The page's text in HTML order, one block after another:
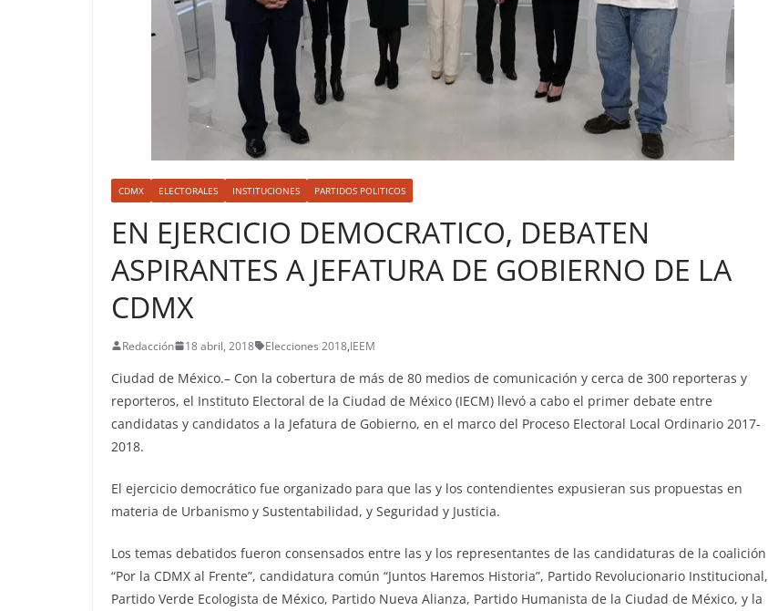
CDMX ELECTORALES INSTITUCIONES PARTIDOS POLITICOS
EN EJERCICIO DEMOCRATICO, DEBATEN
ASPIRANTES A JEFATURA DE GOBIERNO DE LA
CDMX
Redacción 18 abril, 2018 Elecciones 2018,IEEM
Ciudad de México.– Con la cobertura de más de 80 medios de comunicación y cerca de 300 reporteras y
reporteros, el Instituto Electoral de la Ciudad de México (IECM) llevó a cabo el primer debate entre
candidatas y candidatos a la Jefatura de Gobierno, en el marco del Proceso Electoral Local Ordinario 2017-
2018.
El ejercicio democrático fue organizado para que las y los contendientes expusieran sus propuestas en
materia de Urbanismo y Sustentabilidad, y Seguridad y Justicia.
Los temas debatidos fueron consensados entre las y los representantes de las candidaturas de la coalición
“Por la CDMX al Frente”, candidatura común “Juntos Haremos Historia”, Partido Revolucionario Institucional,
Partido Verde Ecologista de México, Partido Nueva Alianza, Partido Humanista de la Ciudad de México, y la